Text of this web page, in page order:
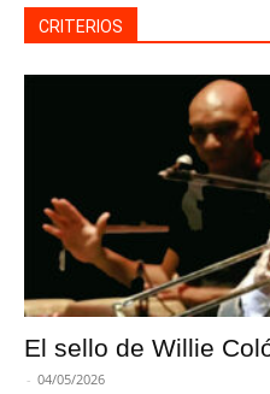
CRITERIOS
El sello de Willie
- 04/05/2026